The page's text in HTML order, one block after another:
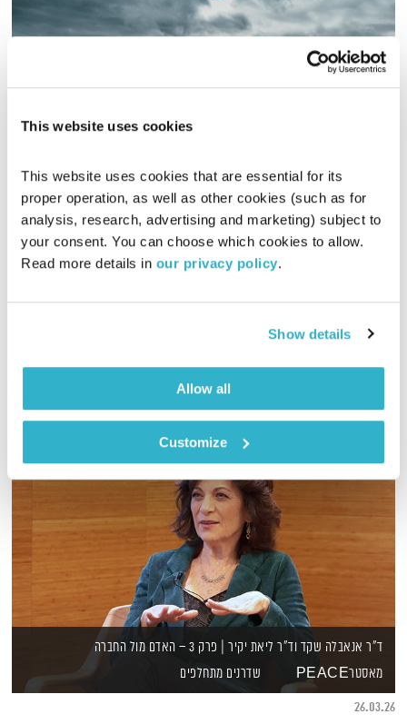
This website uses cookies
This website uses cookies that are essential for its
proper operation, as well as other cookies (such as for
analysis, research, advertising and marketing) subject to
your consent. You can choose which cookies to allow.
Read more details in our privacy policy.
Show details
Allow all
Customize
פרשת בראשית
נפגשים לשבת
הרב אור זהר
23.10.14
01:02:37
הרב אור זוהר מקבל את השבת עם שיחה על פרשת בראשית.
אודיו
ד"ר אנאבלה שקד וד"ר ליאת יקיר | פרק 3 – האדם מול החברה
מאסטרPEACE
שדרנים מתחלפים
26.03.26